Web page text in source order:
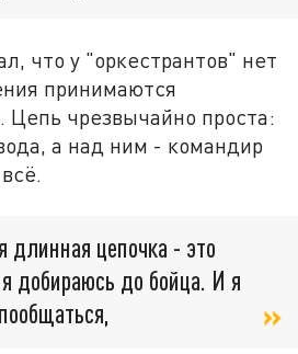
что у "оркестрантов" нет
принимаются
Цепь чрезвычайно проста:
а над ним - командир
длинная цепочка - это
добираюсь до бойца. И я